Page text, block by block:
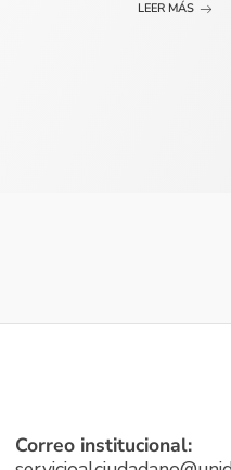
LEER MÁS
Correo institucional: